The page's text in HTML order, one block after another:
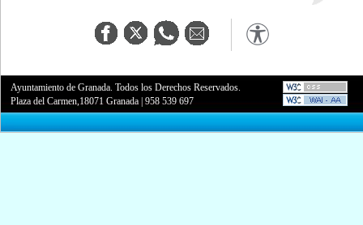
Ayuntamiento de Granada. Todos los Derechos Reservados.
Plaza del Carmen,18071 Granada |958 539 697